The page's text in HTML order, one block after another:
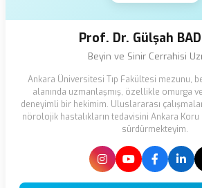
Prof. Dr. Gülşah
Beyin ve Sinir Cerrahisi
Ankara Üniversitesi Tıp Fakültesi mezunu,
alanında uzmanlaşmış, özellikle omurga
deneyimli bir hekimim. Uluslararası
nörolojik hastalıkların tedavisini Ankara
sürdürmekteyim.